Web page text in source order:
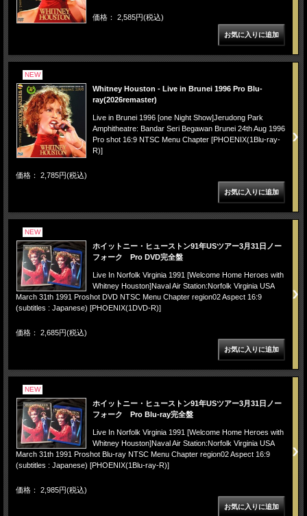
価格： 2,585円(税込)
NEW
Whitney Houston - Live in Brunei 1996 Pro Blu-
ray(2026remaster)
Live in Brunei 1996 [one Night Show]Jerudong Park
Amphitheatre: Bandar Seri Begawan Brunei 24th Aug 1996
Pro shot 16:9 NTSC Menu Chapter [PHOENIX(1Blu-ray-
R)]
価格： 2,785円(税込)
NEW
ホイットニー・ヒューストン91年USツアー3月31日ノー
フォーク Pro DVD完全盤
Live In Norfolk Virginia 1991 [Welcome Home Heroes with
Whitney Houston]Naval Air Station:Norfolk Virginia USA
March 31th 1991 Proshot DVD NTSC Menu Chapter region02 Aspect 16:9
(subtitles : Japanese) [PHOENIX(1DVD-R)]
価格： 2,685円(税込)
NEW
ホイットニー・ヒューストン91年USツアー3月31日ノー
フォーク Pro Blu-ray完全盤
Live In Norfolk Virginia 1991 [Welcome Home Heroes with
Whitney Houston]Naval Air Station:Norfolk Virginia USA
March 31th 1991 Proshot Blu-ray NTSC Menu Chapter region02 Aspect 16:9
(subtitles : Japanese) [PHOENIX(1Blu-ray-R)]
価格： 2,985円(税込)